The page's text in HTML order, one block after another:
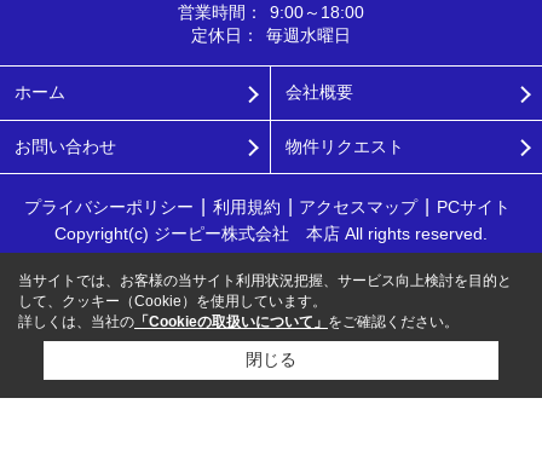
営業時間：
9:00～18:00
定休日：
毎週水曜日
ホーム 会社概要
お問い合わせ 物件リクエスト
プライバシーポリシー 利用規約 アクセスマップ
PCサイト
Copyright(c) ジーピー株式会社 本店 All rights reserved.
当サイトでは、お客様の当サイト利用状況把握、サービス向上検討を目的と
して、クッキー（Cookie）を使用しています。
詳しくは、当社の 「Cookieの取扱いについて」 をご確認ください。
閉じる